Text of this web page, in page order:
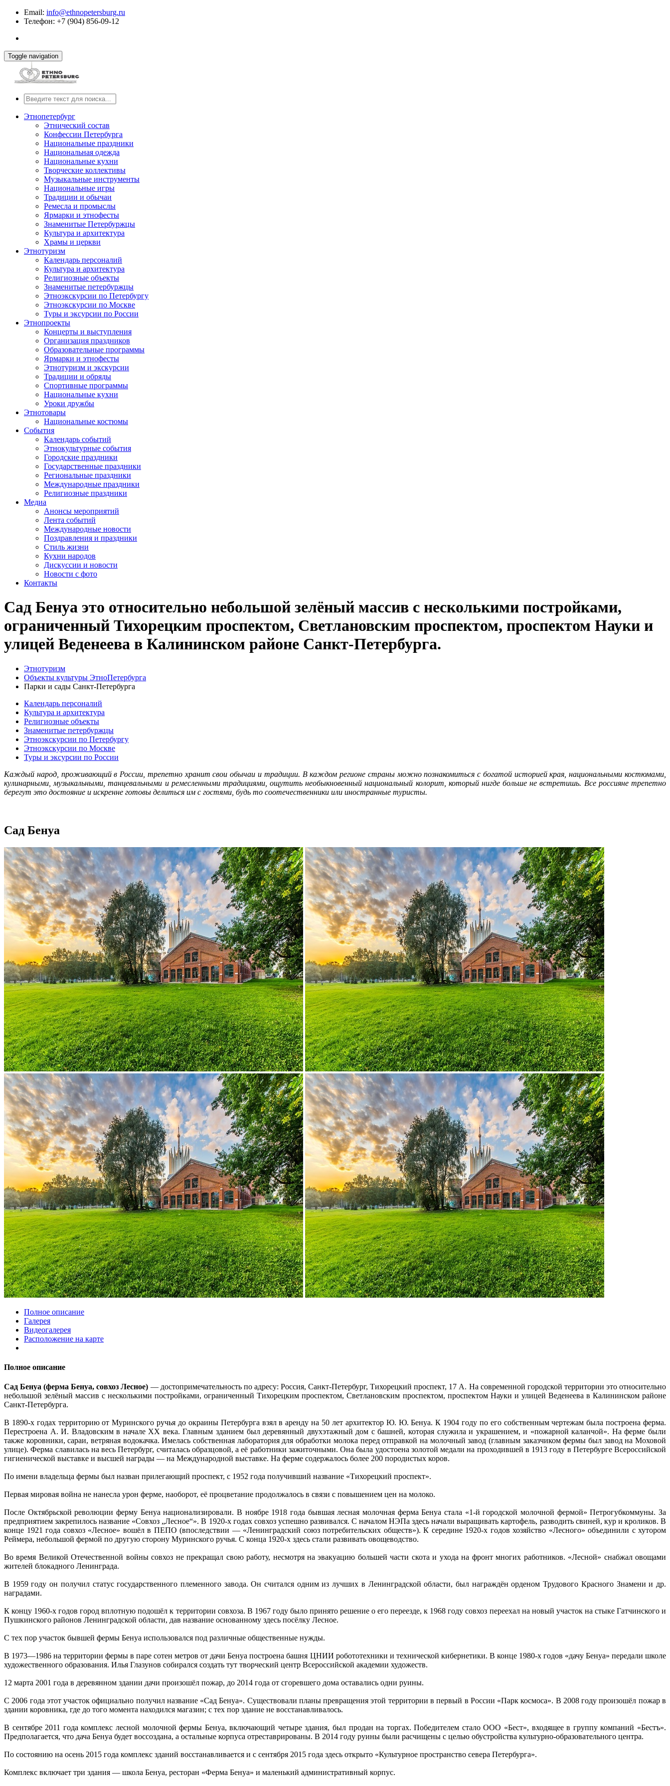
Email: info@ethnopetersburg.ru
Телефон: +7 (904) 856-09-12
Toggle navigation
Этнопетербург
Этнический состав
Конфессии Петербурга
Национальные праздники
Национальная одежда
Национальные кухни
Творческие коллективы
Музыкальные инструменты
Национальные игры
Традиции и обычаи
Ремесла и промыслы
Ярмарки и этнофесты
Знаменитые Петербуржцы
Культура и архитектура
Храмы и церкви
Этнотуризм
Календарь персоналий
Культура и архитектура
Религиозные объекты
Знаменитые петербуржцы
Этноэкскурсии по Петербургу
Этноэкскурсии по Москве
Туры и эксурсии по России
Этнопроекты
Концерты и выступления
Организация праздников
Образовательные программы
Ярмарки и этнофесты
Этнотуризм и экскурсии
Традиции и обряды
Спортивные программы
Национальные кухни
Уроки дружбы
Этнотовары
Национальные костюмы
События
Календарь событий
Этнокультурные события
Городские праздники
Государственные праздники
Региональные праздники
Международные праздники
Религиозные праздники
Медиа
Анонсы мероприятий
Лента событий
Международные новости
Поздравления и праздники
Cтиль жизни
Кухни народов
Дискуссии и новости
Новости с фото
Контакты
Сад Бенуа это относительно небольшой зелёный массив с несколькими постройками,
ограниченный Тихорецким проспектом, Светлановским проспектом, проспектом Науки и
улицей Веденеева в Калининском районе Санкт-Петербурга.
Этнотуризм
Объекты культуры ЭтноПетербурга
Парки и сады Санкт-Петербурга
Календарь персоналий
Культура и архитектура
Религиозные объекты
Знаменитые петербуржцы
Этноэкскурсии по Петербургу
Этноэкскурсии по Москве
Туры и эксурсии по России
Каждый народ, проживающий в России, трепетно хранит свои обычаи и традиции. В каждом регионе страны можно познакомиться с богатой историей края, национальными костюмами,
кулинарными, музыкальными, танцевальными и ремесленными традициями, ощутить необыкновенный национальный колорит, который нигде больше не встретишь. Все россияне трепетно
берегут это достояние и искренне готовы делиться им с гостями, будь то соотечественники или иностранные туристы.
Сад Бенуа
Полное описание
Галерея
Видеогалерея
Расположение на карте
Полное описание
Сад Бенуа (ферма Бенуа, совхоз Лесное) — достопримечательность по адресу: Россия, Санкт-Петербург, Тихорецкий проспект, 17 А. На современной городской территории это относительно
небольшой зелёный массив с несколькими постройками, ограниченный Тихорецким проспектом, Светлановским проспектом, проспектом Науки и улицей Веденеева в Калининском районе
Санкт-Петербурга.
В 1890-х годах территорию от Муринского ручья до окраины Петербурга взял в аренду на 50 лет архитектор Ю. Ю. Бенуа. К 1904 году по его собственным чертежам была построена ферма.
Перестроена А. И. Владовским в начале XX века. Главным зданием был деревянный двухэтажный дом с башней, которая служила и украшением, и «пожарной каланчой». На ферме были
также коровники, сараи, ветряная водокачка. Имелась собственная лаборатория для обработки молока перед отправкой на молочный завод (главным заказчиком фермы был завод на Моховой
улице). Ферма славилась на весь Петербург, считалась образцовой, а её работники зажиточными. Она была удостоена золотой медали на проходившей в 1913 году в Петербурге Всероссийской
гигиенической выставке и высшей награды — на Международной выставке. На ферме содержалось более 200 породистых коров.
По имени владельца фермы был назван прилегающий проспект, с 1952 года получивший название «Тихорецкий проспект».
Первая мировая война не нанесла урон ферме, наоборот, её процветание продолжалось в связи с повышением цен на молоко.
После Октябрьской революции ферму Бенуа национализировали. В ноябре 1918 года бывшая лесная молочная ферма Бенуа стала «1-й городской молочной фермой» Петрогубкоммуны. За
предприятием закрепилось название «Совхоз „Лесное“». В 1920-х годах совхоз успешно развивался. С началом НЭПа здесь начали выращивать картофель, разводить свиней, кур и кроликов. В
конце 1921 года совхоз «Лесное» вошёл в ПЕПО (впоследствии — «Ленинградский союз потребительских обществ»). К середине 1920-х годов хозяйство «Лесного» объединили с хутором
Реймера, небольшой фермой по другую сторону Муринского ручья. С конца 1920-х здесь стали развивать овощеводство.
Во время Великой Отечественной войны совхоз не прекращал свою работу, несмотря на эвакуацию большей части скота и ухода на фронт многих работников. «Лесной» снабжал овощами
жителей блокадного Ленинграда.
В 1959 году он получил статус государственного племенного завода. Он считался одним из лучших в Ленинградской области, был награждён орденом Трудового Красного Знамени и др.
наградами.
К концу 1960-х годов город вплотную подошёл к территории совхоза. В 1967 году было принято решение о его переезде, к 1968 году совхоз переехал на новый участок на стыке Гатчинского и
Пушкинского районов Ленинградской области, дав название основанному здесь посёлку Лесное.
С тех пор участок бывшей фермы Бенуа использовался под различные общественные нужды.
В 1973—1986 на территории фермы в паре сотен метров от дачи Бенуа построена башня ЦНИИ робототехники и технической кибернетики. В конце 1980-х годов «дачу Бенуа» передали школе
художественного образования. Илья Глазунов собирался создать тут творческий центр Всероссийской академии художеств.
12 марта 2001 года в деревянном здании дачи произошёл пожар, до 2014 года от сгоревшего дома оставались одни руины.
С 2006 года этот участок официально получил название «Сад Бенуа». Существовали планы превращения этой территории в первый в России «Парк космоса». В 2008 году произошёл пожар в
здании коровника, где до того момента находился магазин; с тех пор здание не восстанавливалось.
В сентябре 2011 года комплекс лесной молочной фермы Бенуа, включающий четыре здания, был продан на торгах. Победителем стало ООО «Бест», входящее в группу компаний «Бестъ».
Предполагается, что дача Бенуа будет воссоздана, а остальные корпуса отреставрированы. В 2014 году руины были расчищены с целью обустройства культурно-образовательного центра.
По состоянию на осень 2015 года комплекс зданий восстанавливается и с сентября 2015 года здесь открыто «Культурное пространство севера Петербурга».
Комплекс включает три здания — школа Бенуа, ресторан «Ферма Бенуа» и маленький административный корпус.